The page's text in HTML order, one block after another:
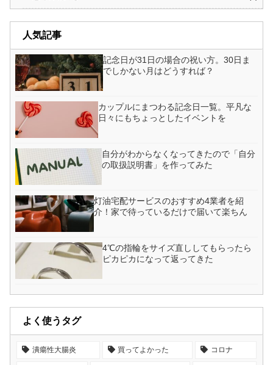
人気記事
記念日が31日の場合の祝い方。30日ま
でしかない月はどうすれば？
カップルにまつわる記念日一覧。平凡な
日々にもちょっとしたイベントを
自分がわからなくなってきたので「自分
の取扱説明書」を作ってみた
灯油宅配サービスのおすすめ4業者を紹
介！家で待っているだけで届いて楽ちん
4℃の指輪をサイズ直ししてもらったら
ピカピカになって返ってきた
よく使うタグ
潰瘍性大腸炎 買ってよかった コロナ